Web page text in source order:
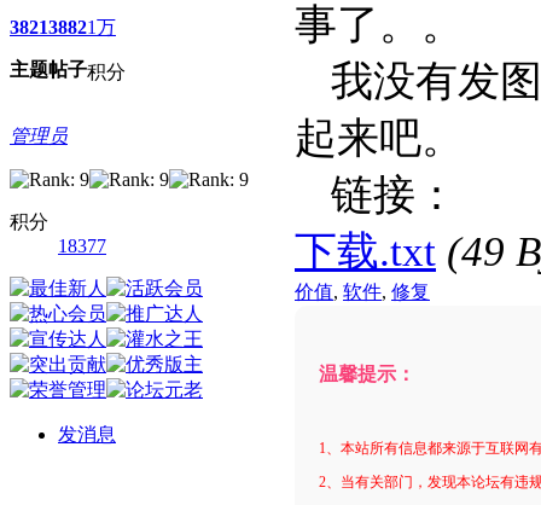
3821
主题
3882
帖子
1万
积分
管理员
积分
18377
发消息
事了。。
我没有发
起来吧。
链接：
下载.txt (49
价值, 软件, 修复
温馨提示：
1、本站所有信息都来源于互联网
2、当有关部门，发现本论坛有违